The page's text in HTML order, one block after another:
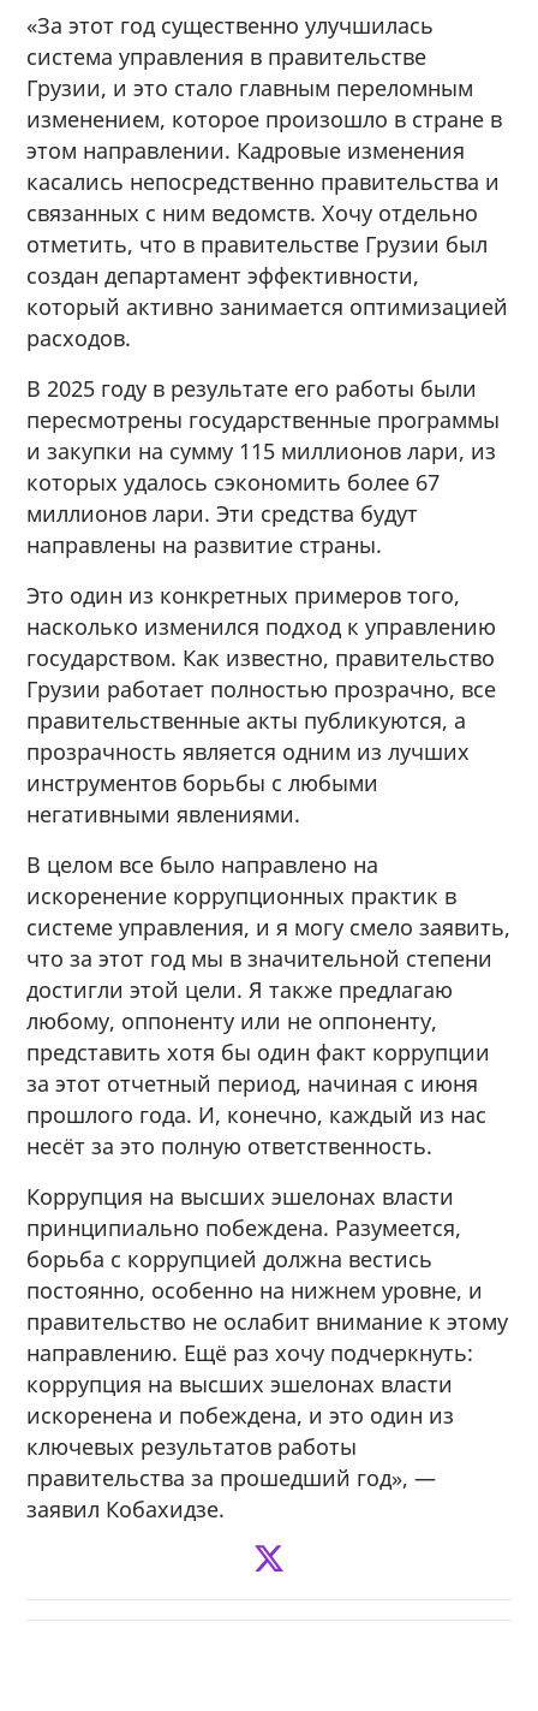
«За этот год существенно улучшилась
система управления в правительстве
Грузии, и это стало главным переломным
изменением, которое произошло в стране в
этом направлении. Кадровые изменения
касались непосредственно правительства и
связанных с ним ведомств. Хочу отдельно
отметить, что в правительстве Грузии был
создан департамент эффективности,
который активно занимается оптимизацией
расходов.
В 2025 году в результате его работы были
пересмотрены государственные программы
и закупки на сумму 115 миллионов лари, из
которых удалось сэкономить более 67
миллионов лари. Эти средства будут
направлены на развитие страны.
Это один из конкретных примеров того,
насколько изменился подход к управлению
государством. Как известно, правительство
Грузии работает полностью прозрачно, все
правительственные акты публикуются, а
прозрачность является одним из лучших
инструментов борьбы с любыми
негативными явлениями.
В целом все было направлено на
искоренение коррупционных практик в
системе управления, и я могу смело заявить,
что за этот год мы в значительной степени
достигли этой цели. Я также предлагаю
любому, оппоненту или не оппоненту,
представить хотя бы один факт коррупции
за этот отчетный период, начиная с июня
прошлого года. И, конечно, каждый из нас
несёт за это полную ответственность.
Коррупция на высших эшелонах власти
принципиально побеждена. Разумеется,
борьба с коррупцией должна вестись
постоянно, особенно на нижнем уровне, и
правительство не ослабит внимание к этому
направлению. Ещё раз хочу подчеркнуть:
коррупция на высших эшелонах власти
искоренена и побеждена, и это один из
ключевых результатов работы
правительства за прошедший год», —
заявил Кобахидзе.